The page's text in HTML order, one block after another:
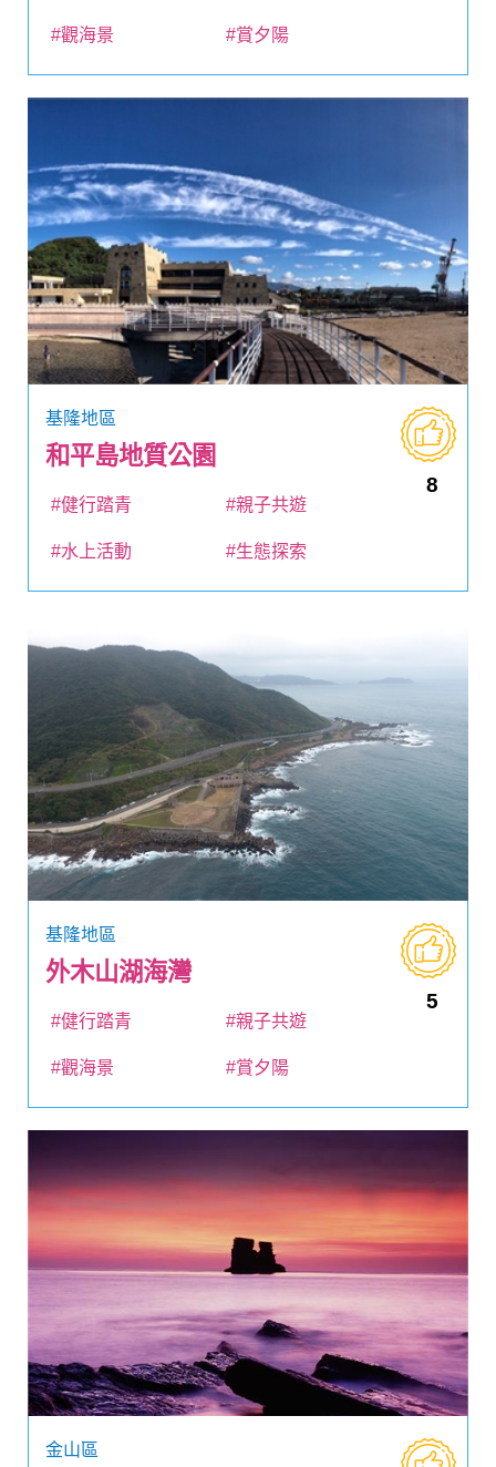
#觀海景 #賞夕陽
基隆地區
和平島地質公園
8
#健行踏青 #親子共遊
#水上活動 #生態探索
基隆地區
外木山湖海灣
5
#健行踏青 #親子共遊
#觀海景 #賞夕陽
金山區